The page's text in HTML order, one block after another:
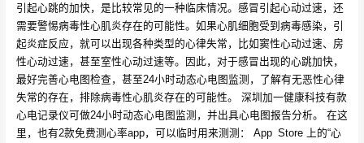
引起心跳的加快，是比较常见的一种临床情况。感冒引起心动过速，还
需要警惕病毒性心肌炎存在的可能性。如果心肌细胞受到病毒感染，引
起炎症反应，就可以出现各种类型的心律失常，比如窦性心动过速、房
性心动过速，甚至室性心动过速等。因此，对于感冒出现的心跳加快，
最好完善心电图检查，甚至24小时动态心电图监测，了解有无恶性心律
失常的存在，排除病毒性心肌炎存在的可能性。 深圳加一健康科技有款
心电记录仪可做24小时动态心电图监测，并出具心电图报告分析。 在这
里，也有2款免费测心率app，可以临时用来测测： App Store 上的“心